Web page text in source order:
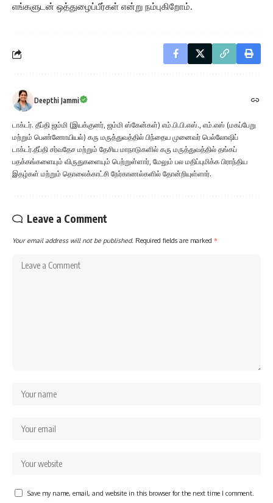
எங்களுடன் ஒத்துழைப்பீர்கள் என்று நம்புகிறோம்.
Deepthi Jammi
டாக்டர். தீப்தி ஜம்மி (இயக்குனர், ஜம்மி ஸ்கேன்கள்) எம்.பி.பி.எஸ்., எம்.எஸ் (மகப்பேறு
மற்றும் பெண்ணோயியல்) கரு மருத்துவத்தில் பிந்தைய முனைவர் பெல்லோஷிப்
டாக்டர்.தீப்தி சர்வதேச மற்றும் தேசிய மாநாடுகளில் கரு மருத்துவத்தில் தங்கப்
பதக்கங்களையும் விருதுகளையும் பெற்றுள்ளார், மேலும் பல மதிப்புமிக்க பிராந்திய
இதழ்கள் மற்றும் தொலைக்காட்சி நேர்காணல்களில் தோன்றியுள்ளார்.
Leave a Comment
Your email address will not be published. Required fields are marked *
Save my name, email, and website in this browser for the next time I comment.